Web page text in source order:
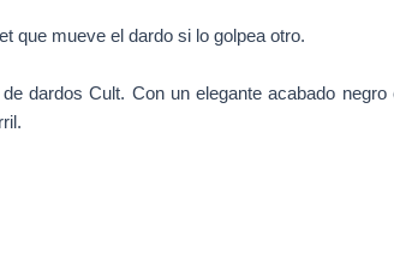
que mueve el dardo si lo golpea otro.
dardos Cult. Con un elegante acabado negro